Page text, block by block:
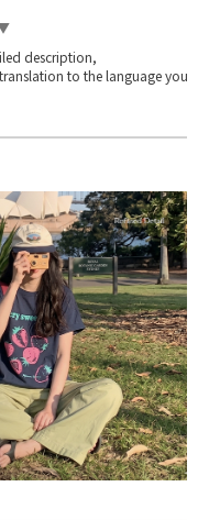
description,
to the language you